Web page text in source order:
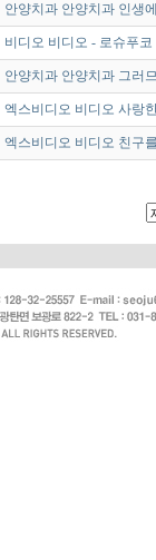
안양치과 안양치과 인생
비디오 비디오 - 로슈푸
안양치과 안양치과 그러
엑스비디오 비디오 사랑
엑스비디오 비디오 친구